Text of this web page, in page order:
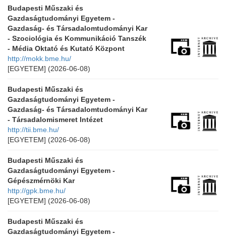
Budapesti Műszaki és
Gazdaságtudományi Egyetem -
Gazdaság- és Társadalomtudományi Kar
- Szociológia és Kommunikáció Tanszék
- Média Oktató és Kutató Központ
http://mokk.bme.hu/
[EGYETEM] (2026-06-08)
Budapesti Műszaki és
Gazdaságtudományi Egyetem -
Gazdaság- és Társadalomtudományi Kar
- Társadalomismeret Intézet
http://tii.bme.hu/
[EGYETEM] (2026-06-08)
Budapesti Műszaki és
Gazdaságtudományi Egyetem -
Gépészmérnöki Kar
http://gpk.bme.hu/
[EGYETEM] (2026-06-08)
Budapesti Műszaki és
Gazdaságtudományi Egyetem -